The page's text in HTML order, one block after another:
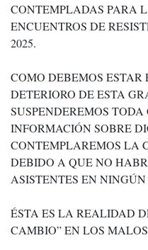
CONTEMPLADAS PARA
ENCUENTROS DE
2025.
COMO DEBEMOS ESTAR
DETERIORO DE ESTA
SUSPENDEREMOS
INFORMACIÓN SOBRE
CONTEMPLAREMOS LA
DEBIDO A QUE NO
ASISTENTES EN
ÉSTA ES LA REALIDAD
CAMBIO” EN LOS